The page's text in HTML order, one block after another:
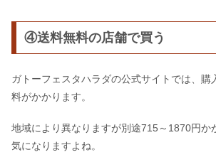
④送料無料の店舗で買う
ガトーフェスタハラダの公式サイトでは、購
料がかかります。
地域により異なりますが別途715～1870円か
気になりますよね。